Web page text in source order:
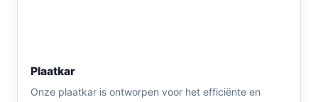
Plaatkar
Onze plaatkar is ontworpen voor het efficiënte en